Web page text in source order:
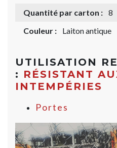
Quantité par carton : 8
Couleur :
Laiton antique
UTILISATION
: RÉSISTANT
INTEMPÉRIES
Portes